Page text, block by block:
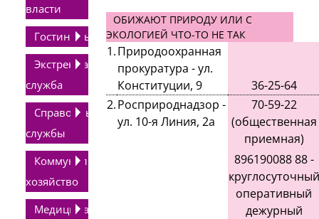
власти
Гостиницы
Экстренная
служба
Справочные
службы
Коммунальное
хозяйство
Медицина
ОБИЖАЮТ ПРИРОДУ ИЛИ С
ЭКОЛОГИЕЙ ЧТО-ТО НЕ ТАК
1.Природоохранная
прокуратура - ул.
Конституции, 9
36-25-64
2.Росприроднадзор -
ул. 10-я Линия, 2а
70-59-22
(общественная
приемная)
896190088 88 -
круглосуточный
оперативный
дежурный